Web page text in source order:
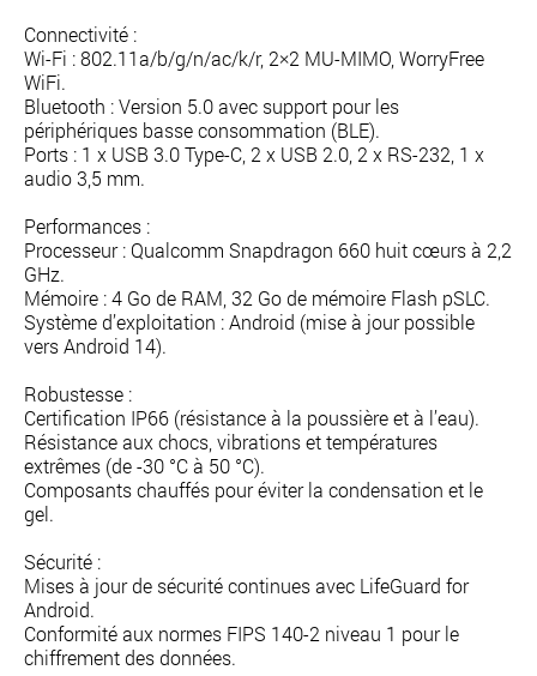
Connectivité :
Wi-Fi : 802.11a/b/g/n/ac/k/r, 2×2 MU-MIMO, WorryFree
WiFi.
Bluetooth : Version 5.0 avec support pour les
périphériques basse consommation (BLE).
Ports : 1 x USB 3.0 Type-C, 2 x USB 2.0, 2 x RS-232, 1 x
audio 3,5 mm.
Performances :
Processeur : Qualcomm Snapdragon 660 huit cœurs à 2,2
GHz.
Mémoire : 4 Go de RAM, 32 Go de mémoire Flash pSLC.
Système d’exploitation : Android (mise à jour possible
vers Android 14).
Robustesse :
Certification IP66 (résistance à la poussière et à l’eau).
Résistance aux chocs, vibrations et températures
extrêmes (de -30 °C à 50 °C).
Composants chauffés pour éviter la condensation et le
gel.
Sécurité :
Mises à jour de sécurité continues avec LifeGuard for
Android.
Conformité aux normes FIPS 140-2 niveau 1 pour le
chiffrement des données.